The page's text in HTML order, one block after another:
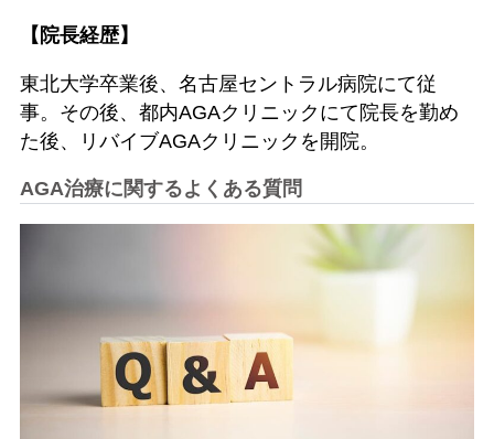
【院長経歴】
東北大学卒業後、名古屋セントラル病院にて従
事。その後、都内AGAクリニックにて院長を勤め
た後、リバイブAGAクリニックを開院。
AGA治療に関するよくある質問